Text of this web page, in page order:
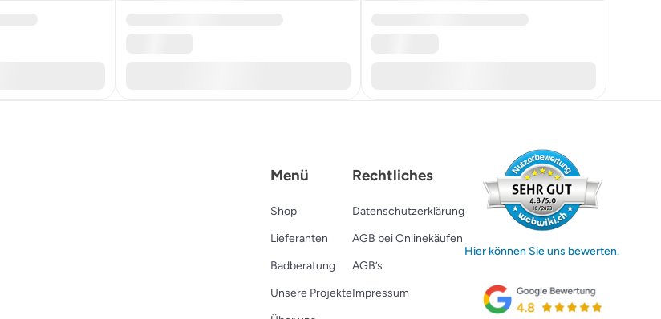
Menü
Shop
Lieferanten
Badberatung
Unsere Projekte
Rechtliches
Datenschutzerklärung
AGB bei Onlinekäufen
AGB’s
Impressum
Hier können Sie uns bewerten.